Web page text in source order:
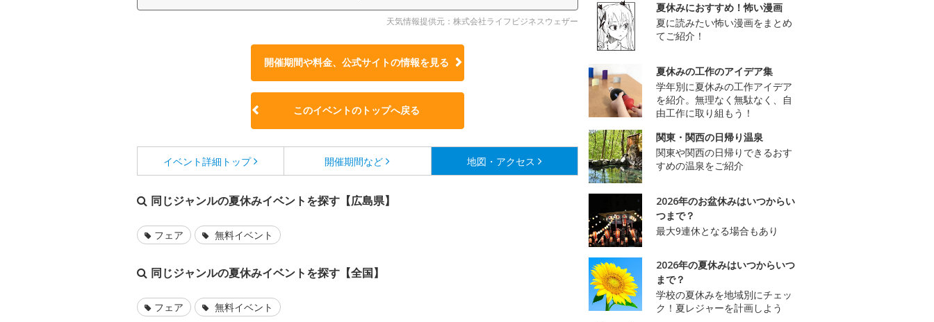
天気情報提供元：株式会社ライフビジネスウェザー
開催期間や料金、公式サイトの情報を見る
このイベントのトップへ戻る
イベント詳細 トップ 開催期間など 地図・アクセス
同じジャンルの夏休みイベントを探す【広島県】
フェア 無料イベント
同じジャンルの夏休みイベントを探す【全国】
フェア 無料イベント
夏休みにおすすめ！怖い漫画
夏に読みたい怖い漫画をまとめ
てご紹介！
夏休みの工作のアイデア集
学年別に夏休みの工作アイデア
を紹介。無理なく無駄なく、自
由工作に取り組もう！
関東・関西の日帰り温泉
関東や関西の日帰りできるおす
すめの温泉をご紹介
2026年のお盆休みはいつからい
つまで？
最大9連休となる場合もあり
2026年の夏休みはいつからいつ
まで？
学校の夏休みを地域別にチェッ
ク！夏レジャーを計画しよう